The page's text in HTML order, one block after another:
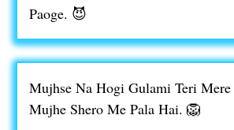
Paoge. 😈
Mujhse Na Hogi Gulami Teri Mere
Mujhe Shero Me Pala Hai. 🦁